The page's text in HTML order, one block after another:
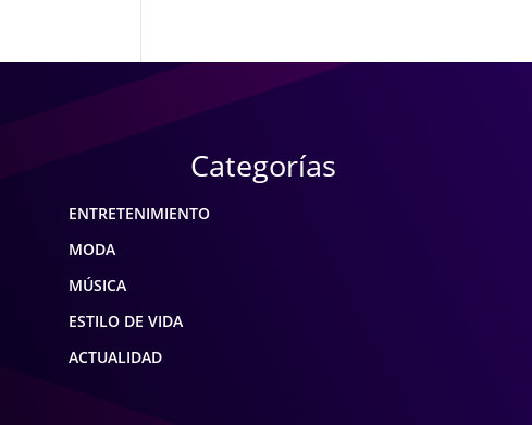
Categorías
ENTRETENIMIENTO
MODA
MÚSICA
ESTILO DE VIDA
ACTUALIDAD